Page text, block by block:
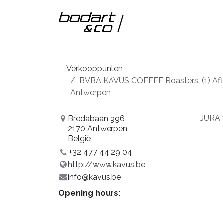
Verkooppunten
BVBA KAVUS COFFEE Roasters, (1)
Antwerpen
Bredabaan 996
2170 Antwerpen
België
+32 477 44 29 04
http://www.kavus.be
info@kavus.be
Opening hours:
JURA